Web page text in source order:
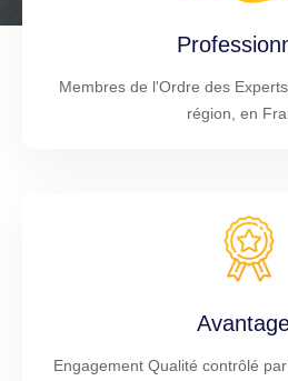
Membres de l'Ordre des
région, en
Engagement Qualité contrôlé